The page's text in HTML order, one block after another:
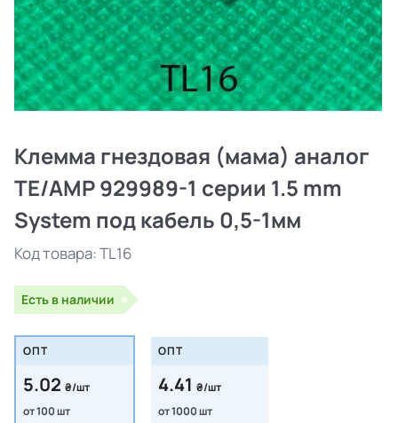
Клемма гнездовая (мама) аналог
TE/AMP 929989-1 серии 1.5 mm
System под кабель 0,5-1мм
Код товара:TL16
Есть в наличии
ОПТ
5.02 ₴/шт
от 100 шт
ОПТ
4.41 ₴/шт
от 1000 шт